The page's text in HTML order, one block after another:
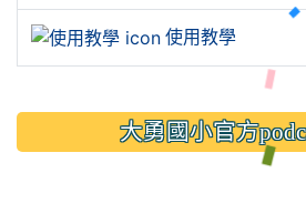
使用教學
大勇國小官方